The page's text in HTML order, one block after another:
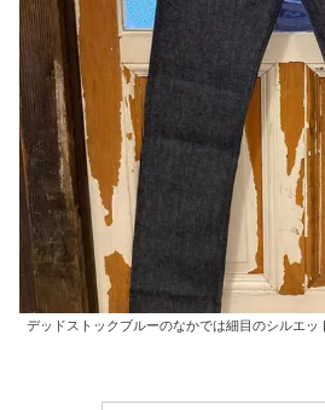
デッドストックブルーのなかでは細目のシルエッ